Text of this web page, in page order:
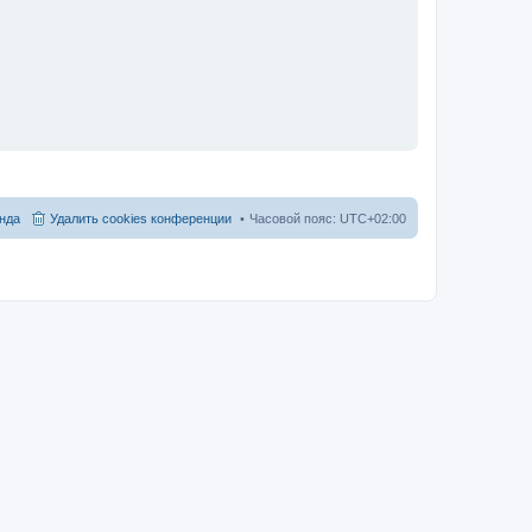
Часовой пояс: UTC+02:00
Удалить cookies конференции